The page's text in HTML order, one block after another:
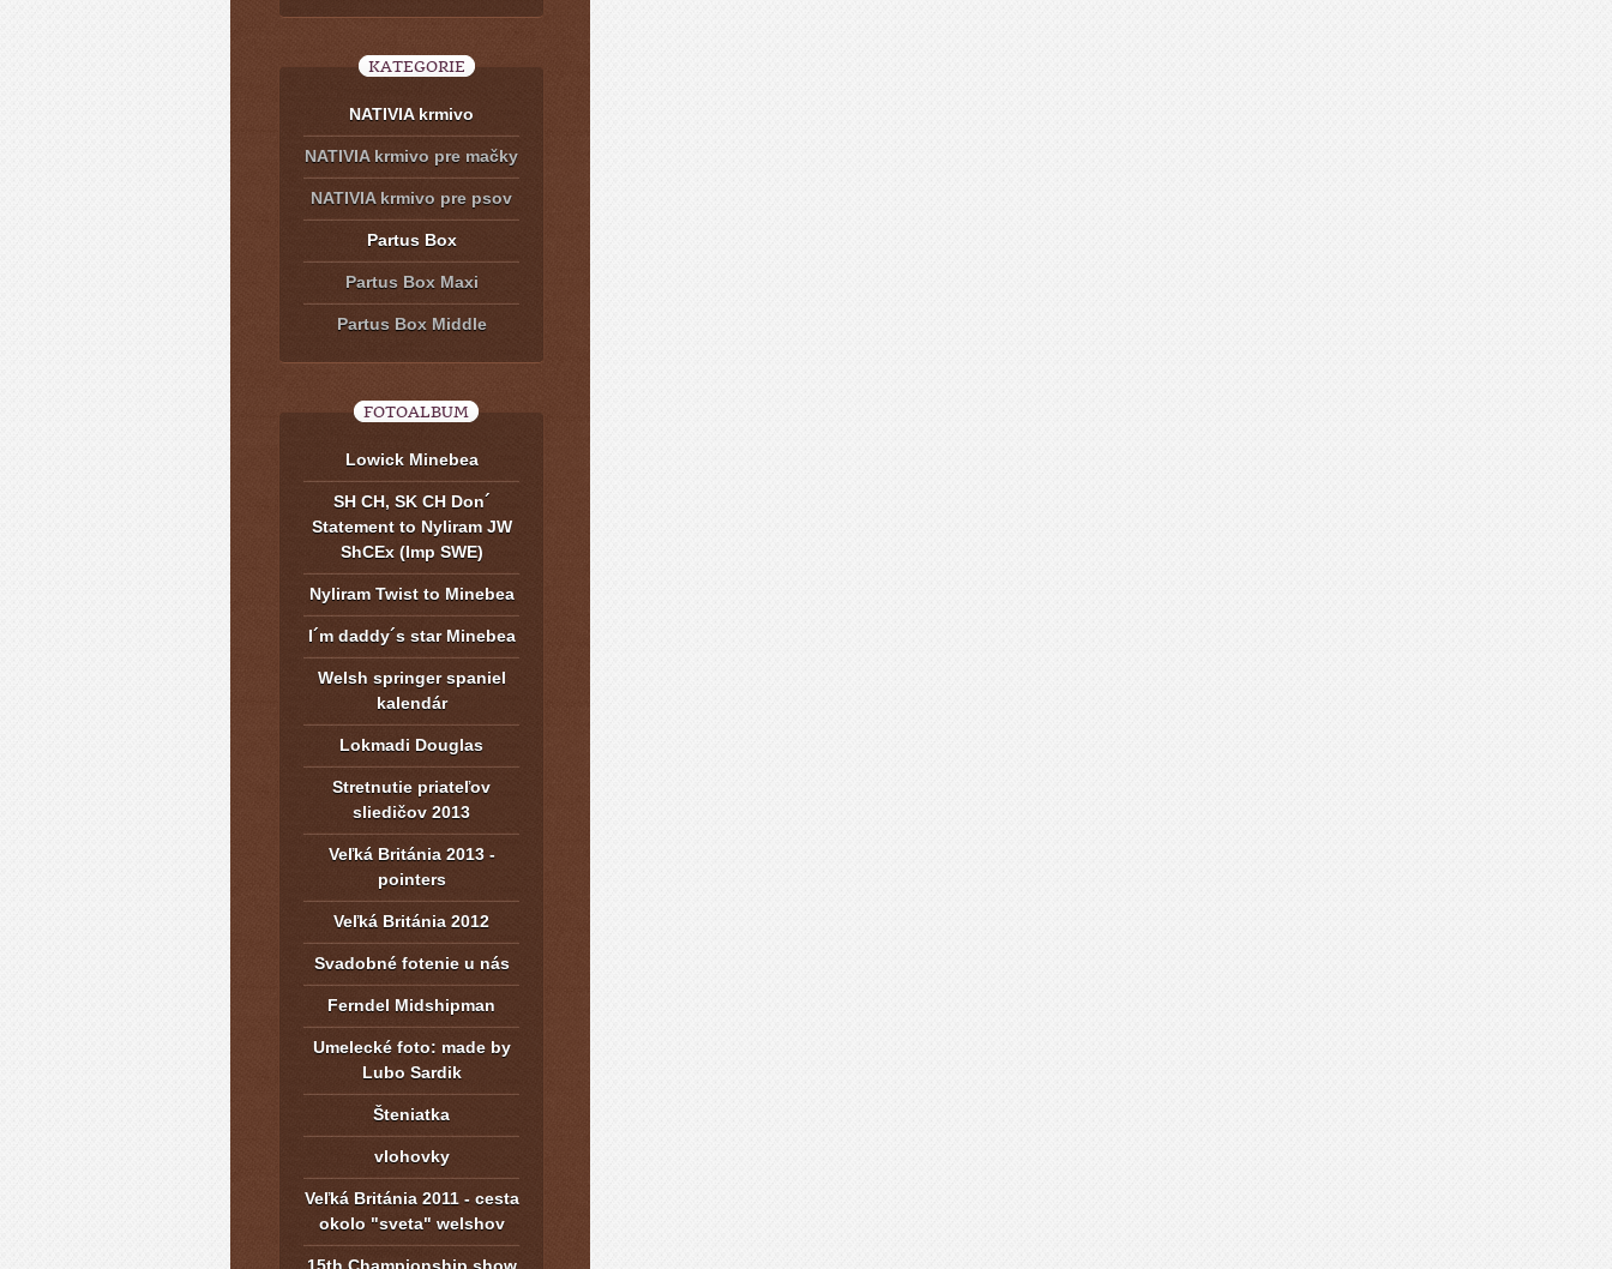
KATEGORIE
NATIVIA krmivo
NATIVIA krmivo pre mačky
NATIVIA krmivo pre psov
Partus Box
Partus Box Maxi
Partus Box Middle
FOTOALBUM
Lowick Minebea
SH CH, SK CH Don´
Statement to Nyliram JW
ShCEx (Imp SWE)
Nyliram Twist to Minebea
I´m daddy´s star Minebea
Welsh springer spaniel
kalendár
Lokmadi Douglas
Stretnutie priateľov
sliedičov 2013
Veľká Británia 2013 -
pointers
Veľká Británia 2012
Svadobné fotenie u nás
Ferndel Midshipman
Umelecké foto: made by
Lubo Sardik
Šteniatka
vlohovky
Veľká Británia 2011 - cesta
okolo "sveta" welshov